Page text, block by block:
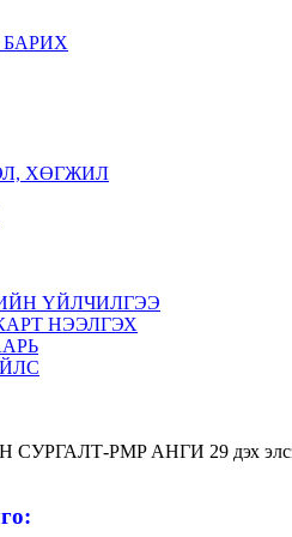
ХӨГЖИЛ
ҮЙЛЧИЛГЭЭ
НЭЭЛГЭХ
PMP АНГИ 29 дэх